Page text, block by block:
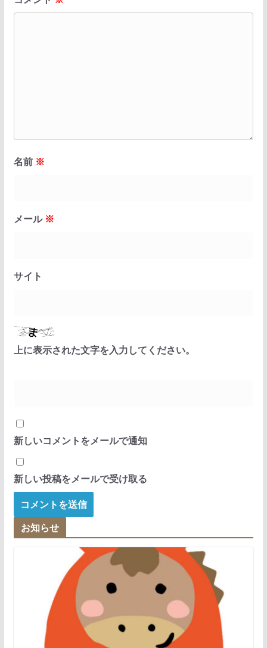
名前 ※
メール ※
サイト
上に表示された文字を入力してください。
新しいコメントをメールで通知
新しい投稿をメールで受け取る
お知らせ